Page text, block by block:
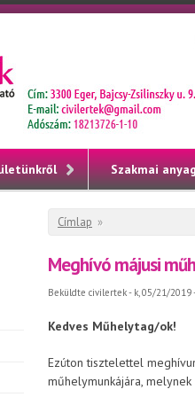
Szakmai
Jelenlegi hely
Címlap »
Meghívó májusi
Beküldte civilertek- k, 05/21/2019
Kedves Műhelytag/ok!
Ezúton tisztelettel
műhelymunkájára, melynek